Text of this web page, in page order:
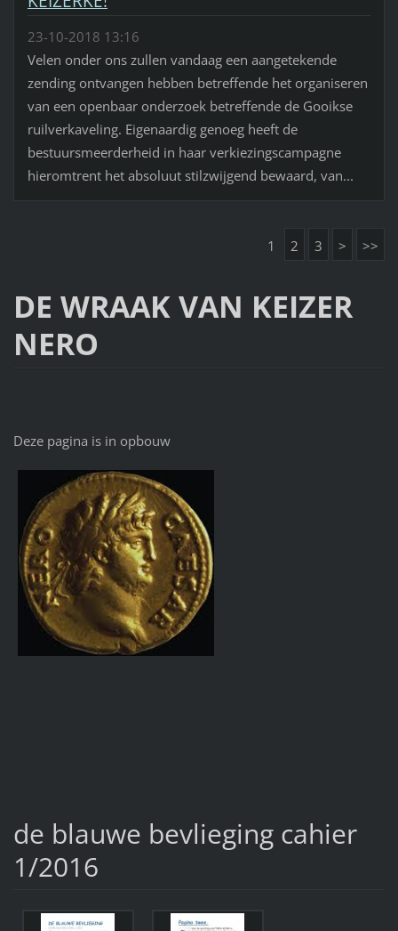
23-10-2018 13:16
Velen onder ons zullen vandaag een aangetekende
zending ontvangen hebben betreffende het organiseren
van een openbaar onderzoek betreffende de Gooikse
ruilverkaveling. Eigenaardig genoeg heeft de
bestuursmeerderheid in haar verkiezingscampagne
hieromtrent het absoluut stilzwijgend bewaard, van...
1 2 3 > >>
DE WRAAK VAN KEIZER
NERO
Deze pagina is in opbouw
de blauwe bevlieging cahier
1/2016